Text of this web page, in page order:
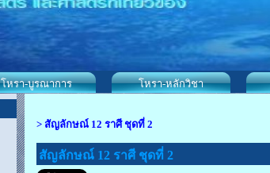
โหรา-บูรณาการ โหรา-หลักวิชา
> สัญลักษณ์ 12 ราศี ชุดที่ 2
สัญลักษณ์ 12 ราศี ชุดที่ 2